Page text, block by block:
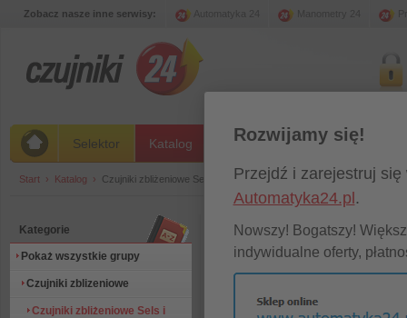
Zobacz nasze inne serwisy: Manometry 24
Selektor Katalog Stany magazynowe
Start › Katalog › Czujniki zbliżeniowe Sels i Sensopart
Kategorie
Pokaż wszystkie grupy
Czujniki zblizeniowe
Czujniki zbliżeniowe Sels i
Rozwijamy się!
Przejdź i zarejestruj się
Automatyka24.pl .
Nowszy! Bogatszy!
indywidualne oferty,